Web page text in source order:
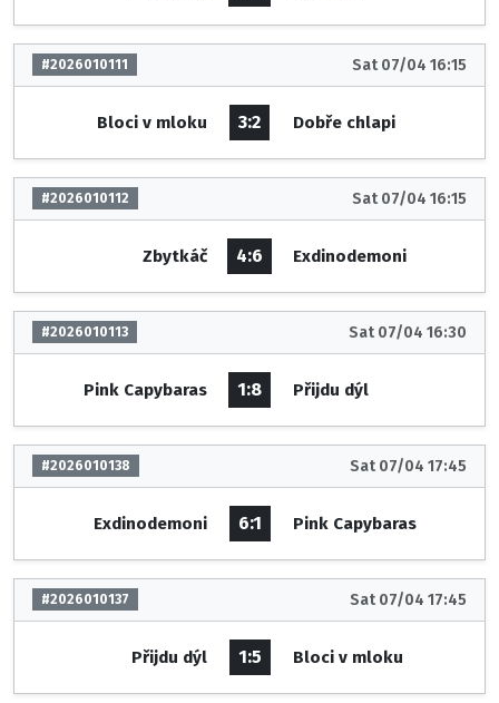
#2026010111 Sat 07/04 16:15
Bloci v mloku 3:2 Dobře chlapi
#2026010112 Sat 07/04 16:15
Zbytkáč 4:6 Exdinodemoni
#2026010113 Sat 07/04 16:30
Pink Capybaras 1:8 Přijdu dýl
#2026010138 Sat 07/04 17:45
Exdinodemoni 6:1 Pink Capybaras
#2026010137 Sat 07/04 17:45
Přijdu dýl 1:5 Bloci v mloku